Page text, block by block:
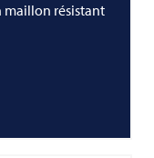
maillon résistant